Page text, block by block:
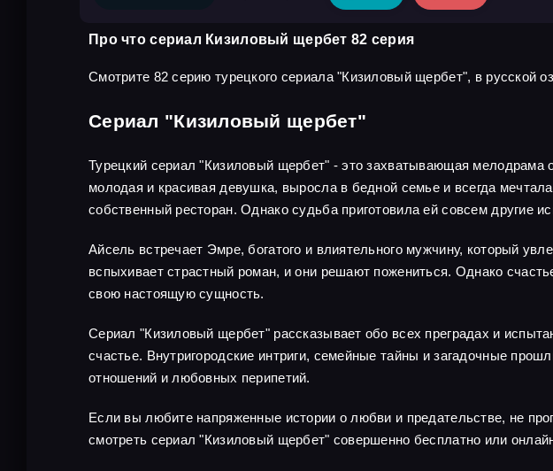
Про что сериал Кизиловый щербет 82 серия
Смотрите 82 серию турецкого сериала "Кизиловый щербет", в русской
Сериал "Кизиловый щербет"
Турецкий сериал "Кизиловый щербет" - это захватывающая мелодрама
молодая и красивая девушка, выросла в бедной семье и всегда
собственный ресторан. Однако судьба приготовила ей совсем другие
Айсель встречает Эмре, богатого и влиятельного мужчину, который
вспыхивает страстный роман, и они решают пожениться. Однако
свою настоящую сущность.
Сериал "Кизиловый щербет" рассказывает обо всех преградах и
счастье. Внутригородские интриги, семейные тайны и загадочные
отношений и любовных перипетий.
Если вы любите напряженные истории о любви и предательстве, не
смотреть сериал "Кизиловый щербет" совершенно бесплатно или